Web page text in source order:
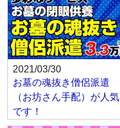
2021/03/30
お墓の魂抜き僧侶派遣
（お坊さん手配）が人気
です！